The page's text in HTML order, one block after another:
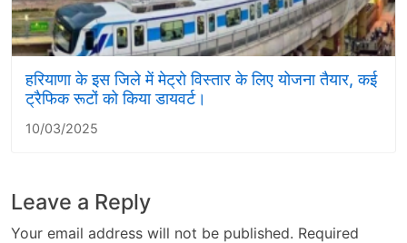
हरियाणा के इस जिले में मेट्रो विस्तार के लिए योजना तैयार, कई
ट्रैफिक रूटों को किया डायवर्ट।
10/03/2025
Leave a Reply
Your email address will not be published. Required